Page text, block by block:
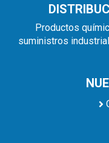
Productos
suministros